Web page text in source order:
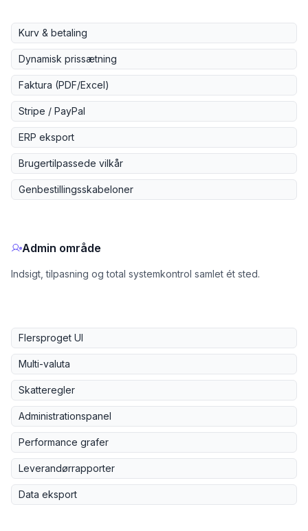
Kurv & betaling
Dynamisk prissætning
Faktura (PDF/Excel)
Stripe / PayPal
ERP eksport
Brugertilpassede vilkår
Genbestillingsskabeloner
Admin område
Indsigt, tilpasning og total systemkontrol samlet ét sted.
Flersproget UI
Multi-valuta
Skatteregler
Administrationspanel
Performance grafer
Leverandørrapporter
Data eksport